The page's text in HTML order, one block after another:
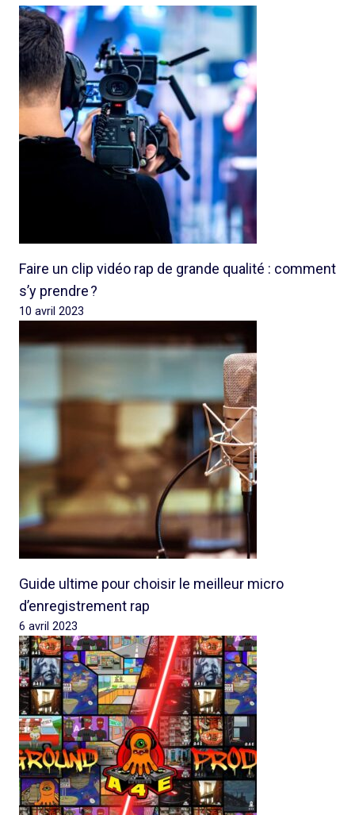
Faire un clip vidéo rap de grande qualité : comment
s’y prendre ?
10 avril 2023
Guide ultime pour choisir le meilleur micro
d’enregistrement rap
6 avril 2023